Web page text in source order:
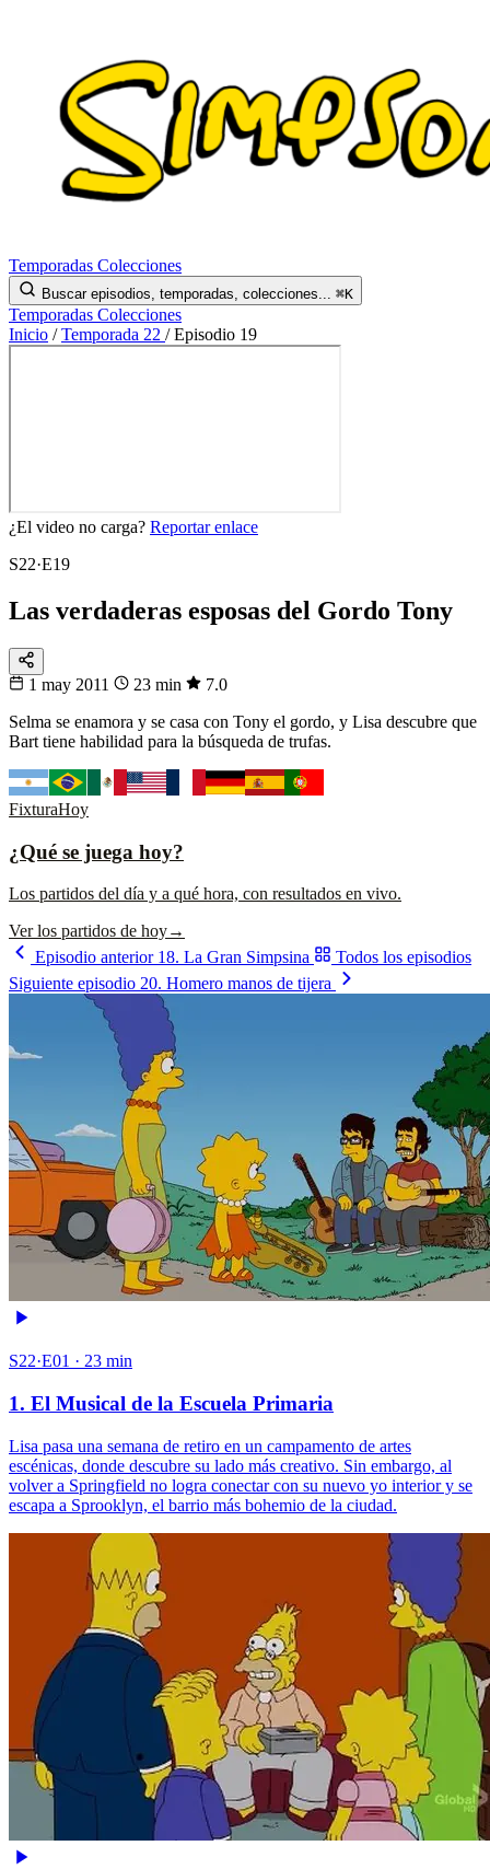
Temporadas Colecciones
Buscar episodios, temporadas, colecciones... ⌘K
Temporadas Colecciones
Inicio / Temporada 22 / Episodio 19
¿El video no carga? Reportar enlace
S22·E19
Las verdaderas esposas del Gordo Tony
1 may 2011 23 min
7.0
Selma se enamora y se casa con Tony el gordo, y Lisa descubre que
Bart tiene habilidad para la búsqueda de trufas.
FixturaHoy
¿Qué se juega hoy?
Los partidos del día y a qué hora, con resultados en vivo.
Ver los partidos de hoy→
Episodio anterior 18. La Gran Simpsina
Todos los episodios
Siguiente episodio 20. Homero manos de tijera
S22·E01 · 23 min
1. El Musical de la Escuela Primaria
Lisa pasa una semana de retiro en un campamento de artes
escénicas, donde descubre su lado más creativo. Sin embargo, al
volver a Springfield no logra conectar con su nuevo yo interior y se
escapa a Sprooklyn, el barrio más bohemio de la ciudad.